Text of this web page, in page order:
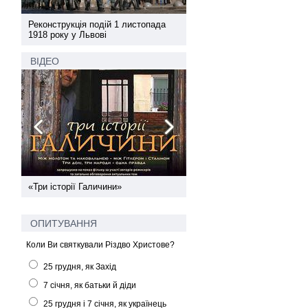
Реконструкція подій 1 листопада
1918 року у Львові
ВІДЕО
«Три історії Галичини»
ОПИТУВАННЯ
Коли Ви святкували Різдво Христове?
25 грудня, як Захід
7 січня, як батьки й діди
25 грудня і 7 січня, як українець